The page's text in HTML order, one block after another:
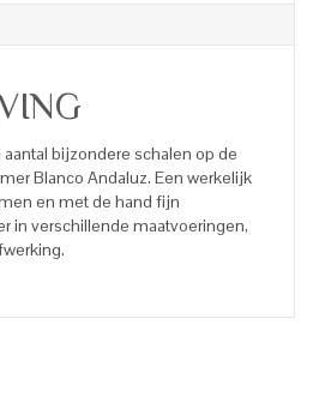
bijzondere schalen op de
Blanco Andaluz. Een werkelijk
en met de hand fijn
in verschillende maatvoeringen,